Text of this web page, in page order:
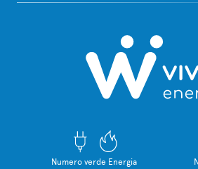
Numero verde Energia